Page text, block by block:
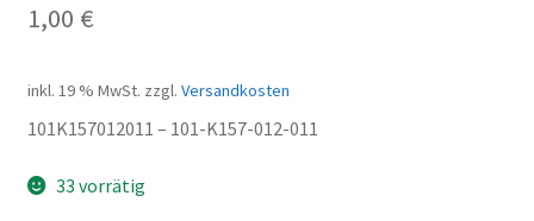
1,00 €
inkl. 19 % MwSt. zzgl. Versandkosten
101K157012011 – 101-K157-012-011
33 vorrätig